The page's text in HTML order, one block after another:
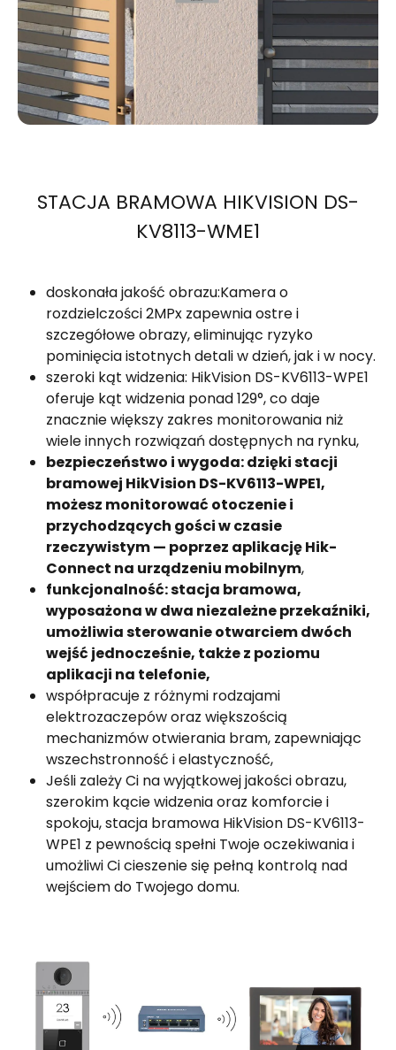
STACJA BRAMOWA HIKVISION DS-
KV8113-WME1
doskonała jakość obrazu:Kamera o
rozdzielczości 2MPx zapewnia ostre i
szczegółowe obrazy, eliminując ryzyko
pominięcia istotnych detali w dzień, jak i w nocy.
szeroki kąt widzenia: HikVision DS-KV6113-WPE1
oferuje kąt widzenia ponad 129°, co daje
znacznie większy zakres monitorowania niż
wiele innych rozwiązań dostępnych na rynku,
bezpieczeństwo i wygoda: dzięki stacji
bramowej HikVision DS-KV6113-WPE1,
możesz monitorować otoczenie i
przychodzących gości w czasie
rzeczywistym — poprzez aplikację Hik-
Connect na urządzeniu mobilnym,
funkcjonalność: stacja bramowa,
wyposażona w dwa niezależne przekaźniki,
umożliwia sterowanie otwarciem dwóch
wejść jednocześnie, także z poziomu
aplikacji na telefonie,
współpracuje z różnymi rodzajami
elektrozaczepów oraz większością
mechanizmów otwierania bram, zapewniając
wszechstronność i elastyczność,
Jeśli zależy Ci na wyjątkowej jakości obrazu,
szerokim kącie widzenia oraz komforcie i
spokoju, stacja bramowa HikVision DS-KV6113-
WPE1 z pewnością spełni Twoje oczekiwania i
umożliwi Ci cieszenie się pełną kontrolą nad
wejściem do Twojego domu.